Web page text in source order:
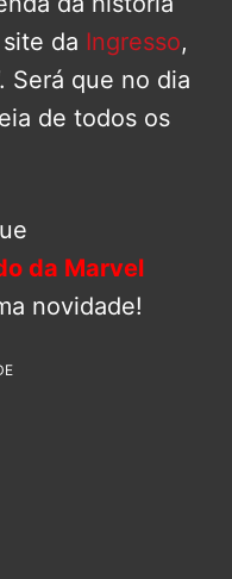
da Ingresso,
Será que no dia
de todos os
da Marvel
novidade!